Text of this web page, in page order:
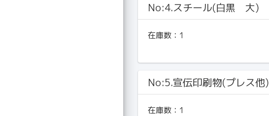
No:4.スチール(白黒 大)
在庫数： 1
No:5.宣伝印刷物(プレス他)
在庫数： 1